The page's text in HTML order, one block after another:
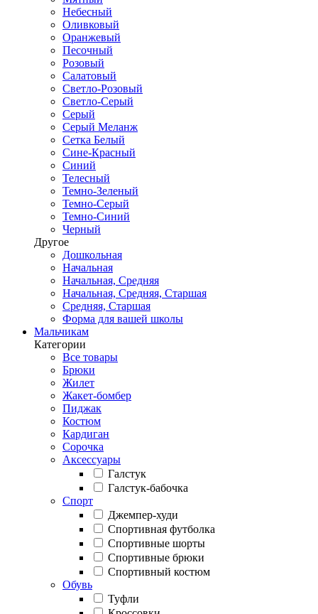
Небесный
Оливковый
Оранжевый
Песочный
Розовый
Салатовый
Светло-Розовый
Светло-Серый
Серый
Серый Меланж
Сетка Белый
Сине-Красный
Синий
Телесный
Темно-Зеленый
Темно-Серый
Темно-Синий
Черный
Другое
Дошкольная
Начальная
Начальная, Средняя
Начальная, Средняя, Старшая
Средняя, Старшая
Форма для вашей школы
Мальчикам
Категории
Все товары
Брюки
Жилет
Жакет-бомбер
Пиджак
Костюм
Кардиган
Сорочка
Аксессуары
Галстук
Галстук-бабочка
Спорт
Джемпер-худи
Спортивная футболка
Спортивные шорты
Спортивные брюки
Спортивный костюм
Обувь
Туфли